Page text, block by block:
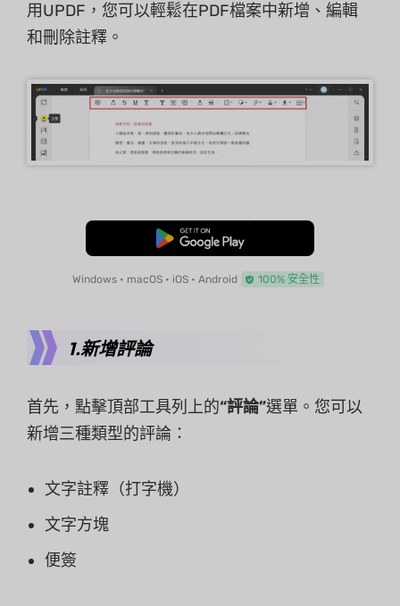
用UPDF，您可以輕鬆在PDF檔案中新增、編輯
和刪除註釋。
免費下載
Windows • macOS • iOS • Android 100% 安全性
1.新增評論
首先，點擊頂部工具列上的“評論”選單。您可以
新增三種類型的評論：
文字註釋（打字機）
文字方塊
便簽